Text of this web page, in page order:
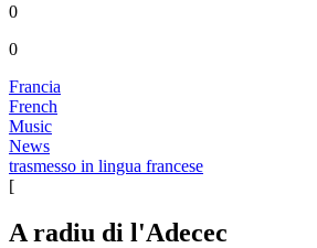
0
0
Francia
French
Music
News
trasmesso in lingua francese
[
A radiu di l'Adecec